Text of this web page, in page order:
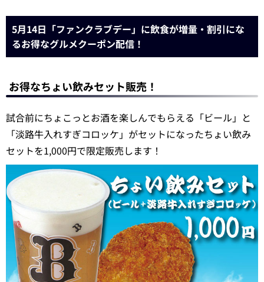
5月14日「ファンクラブデー」に飲食が増量・割引にな
るお得なグルメクーポン配信！
お得なちょい飲みセット販売！
試合前にちょこっとお酒を楽しんでもらえる「ビール」と
「淡路牛入れすぎコロッケ」がセットになったちょい飲み
セットを1,000円で限定販売します！